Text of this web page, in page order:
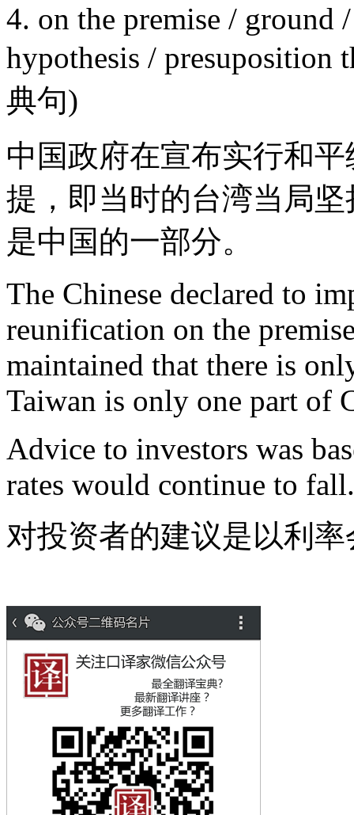
4. on the premise / ground
hypothesis /
典句)
中国政府在宣布实行和
提，即当时的台湾当局
是中国的一部分。
The Chinese declared to
reunification on the
maintained that there is
Taiwan is only one part of
Advice to investors was
rates would continue to fall.
对投资者的建议是以利